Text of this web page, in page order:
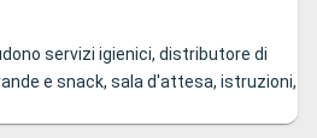
servizi igienici, distributore di
e snack, sala d'attesa, istruzioni,